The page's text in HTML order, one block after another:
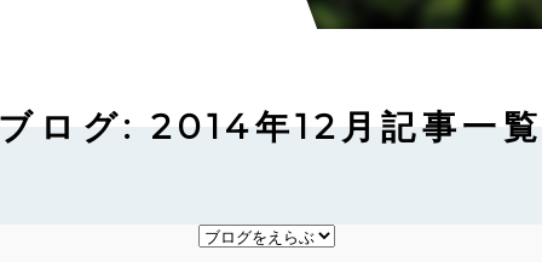
ブログ: 2014年12月記事一